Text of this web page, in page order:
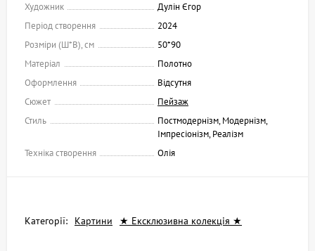
Художник
Дулін Єгор
Період створення
2024
Розміри (Ш*В), см
50*90
Матеріал
Полотно
Оформлення
Відсутня
Сюжет
Пейзаж
Стиль
Постмодернізм, Модернізм,
Імпресіонізм, Реалізм
Техніка створення
Олія
Категорії: Картини ★ Ексклюзивна колекція ★